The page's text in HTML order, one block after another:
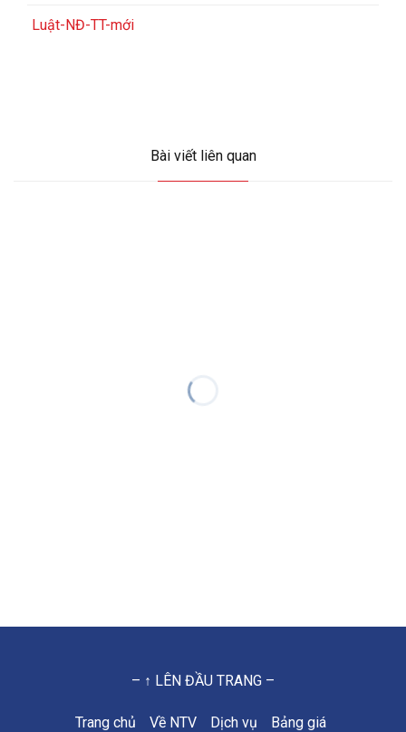
Luật-NĐ-TT-mới
Bài viết liên quan
– ↑ LÊN ĐẦU TRANG –
Trang chủ Về NTV Dịch vụ Bảng giá